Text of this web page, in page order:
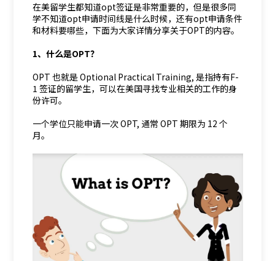
在美留学生都知道opt签证是非常重要的，但是很多同
学不知道opt申请时间线是什么时候，还有opt申请条件
和材料要哪些，下面为大家详情分享关于OPT的内容。
1、什么是OPT？
OPT 也就是 Optional Practical Training, 是指持有F-
1 签证的留学生，可以在美国寻找专业相关的工作的身
份许可。
一个学位只能申请一次 OPT, 通常 OPT 期限为 12 个
月。